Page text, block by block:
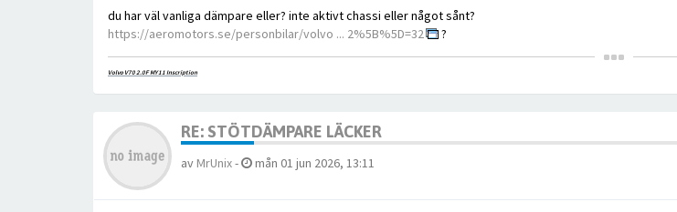
du har väl vanliga dämpare eller? inte aktivt chassi eller något sånt?
https://aeromotors.se/personbilar/volvo ... 2%5B%5D=32
?
Volvo V70 2.0F MY11 Inscription
RE: STÖTDÄMPARE LÄCKER
av MrUnix- mån 01 jun 2026, 13:11